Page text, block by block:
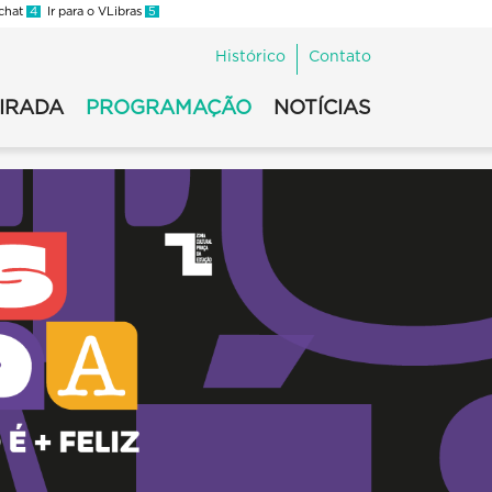
4 Ir para o VLibras 5
Histórico Contato
PROGRAMAÇÃO NOTÍCIAS